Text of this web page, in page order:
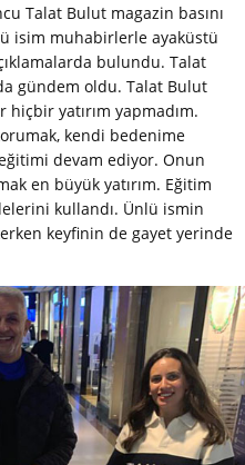
Talat Bulut magazin basını
isim muhabirlerle ayaküstü
bulundu. Talat
gündem oldu. Talat Bulut
hiçbir yatırım yapmadım.
kendi bedenime
eğitimi devam ediyor. Onun
en büyük yatırım. Eğitim
kullandı. Ünlü ismin
keyfinin de gayet yerinde